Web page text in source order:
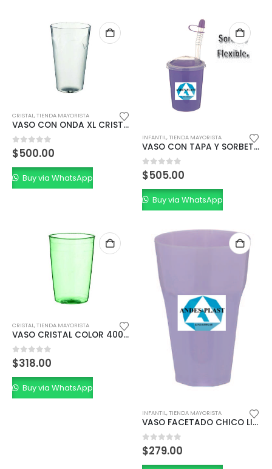
CRISTAL,TIENDA MAYORISTA
VASO CON ONDA XL CRISTAL 650cc.
0 out of 5
$500.00
Buy via WhatsApp
INFANTIL,TIENDA MAYORISTA
VASO CON TAPA Y SORBETE 300 CC.
0 out of 5
$505.00
Buy via WhatsApp
CRISTAL,TIENDA MAYORISTA
VASO CRISTAL COLOR 400 ml
0 out of 5
$318.00
Buy via WhatsApp
INFANTIL,TIENDA MAYORISTA
VASO FACETADO CHICO LIVIANO 330 CC.
0 out of 5
$279.00